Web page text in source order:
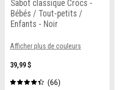
Sabot classique Crocs -
Bébés / Tout-petits /
Enfants - Noir
Afficher plus de couleurs
39,99 $
66